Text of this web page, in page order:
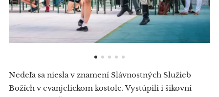
Nedeľa sa niesla v znamení Slávnostných Služieb
Božích v evanjelickom kostole. Vystúpili i šikovní